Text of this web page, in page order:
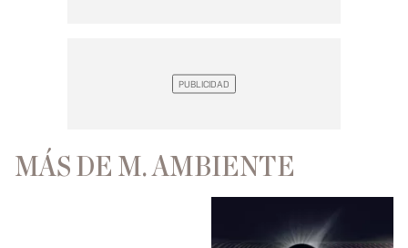
MÁS DE M. AMBIENTE